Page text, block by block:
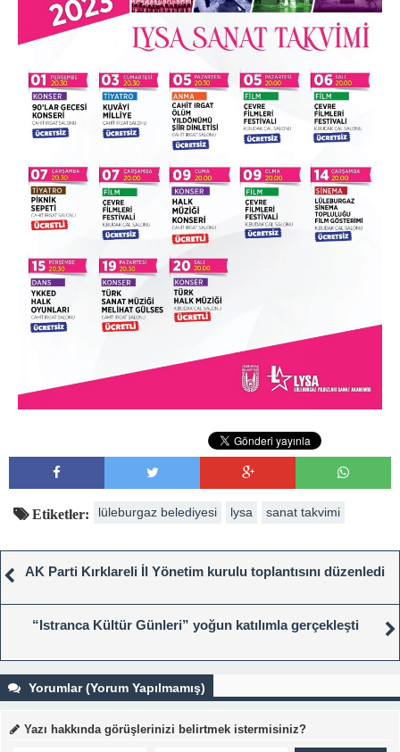
Etiketler: lüleburgaz belediyesi lysa sanat takvimi
AK Parti Kırklareli İl Yönetim kurulu toplantısını düzenledi
“Istranca Kültür Günleri” yoğun katılımla gerçekleşti
Yorumlar (Yorum Yapılmamış)
Yazı hakkında görüşlerinizi belirtmek istermisiniz?